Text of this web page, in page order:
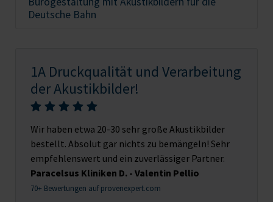
Deutsche Bahn
1A Druckqualität und Verarbeitung
der Akustikbilder!
Wir haben etwa 20-30 sehr große Akustikbilder
bestellt. Absolut gar nichts zu bemängeln! Sehr
empfehlenswert und ein zuverlässiger Partner.
Paracelsus Kliniken D. - Valentin Pellio
70+ Bewertungen auf provenexpert.com